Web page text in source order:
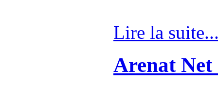
Lire la
Arenat Net